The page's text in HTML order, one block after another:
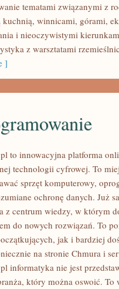
tematami związanymi z
kuchnią, winnicami, górami,
i nieoczywistymi
z warsztatami
]
to innowacyjna platforma
technologii cyfrowej. To
sprzęt komputerowy,
ochronę danych. Już
z centrum wiedzy, w którym
do nowych rozwiązań. To
jak i bardziej
na stronie Chmura i
informatyka nie jest
który można oswoić. To